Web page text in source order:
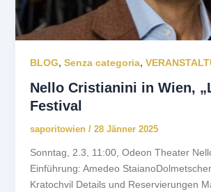
BLOG, Senza categoria,
Nello Cristianini in Wien,
Festival
saporitowien / 28 Jänner 2025
Sonntag, 2.3, 11:00, Odeon Theater
Einführung: Amedeo
Kratochvil Details und Reservierungen